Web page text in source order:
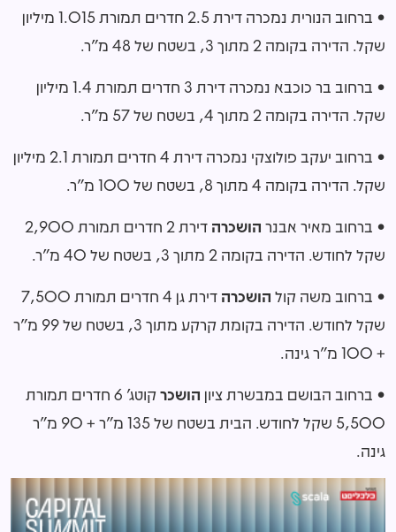
• ברחוב הנורית נמכרה דירת 2.5 חדרים תמורת 1.015 מיליון
שקל. הדירה בקומה 2 מתוך 3, בשטח של 48 מ"ר.
• ברחוב בר כוכבא נמכרה דירת 3 חדרים תמורת 1.4 מיליון
שקל. הדירה בקומה 2 מתוך 4, בשטח של 57 מ"ר.
• ברחוב יעקב פולוצקי נמכרה דירת 4 חדרים תמורת 2.1 מיליון
שקל. הדירה בקומה 4 מתוך 8, בשטח של 100 מ"ר.
• ברחוב מאיר אבנר הושכרה
דירת 2 חדרים תמורת 2,900
שקל לחודש. הדירה בקומה 2 מתוך 3, בשטח של 40 מ"ר.
• ברחוב משה קול הושכרה
דירת גן 4 חדרים תמורת 7,500
שקל לחודש. הדירה בקומת קרקע מתוך 3, בשטח של 99 מ"ר
+ 100 מ"ר גינה.
• ברחוב הבושם במבשרת ציון הושכר
קוטג' 6 חדרים תמורת
5,500 שקל לחודש. הבית בשטח של 135 מ"ר + 90 מ"ר
גינה.